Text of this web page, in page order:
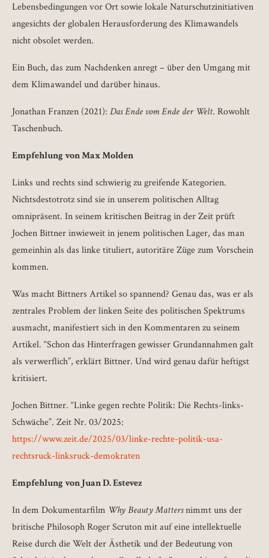
Lebensbedingungen vor Ort sowie lokale Naturschutzinitiativen
angesichts der globalen Herausforderung des Klimawandels
nicht obsolet werden.
Ein Buch, das zum Nachdenken anregt – über den Umgang mit
dem Klimawandel und darüber hinaus.
Jonathan Franzen (2021): Das Ende vom Ende der Welt. Rowohlt
Taschenbuch.
Empfehlung von Max Molden
Links und rechts sind schwierig zu greifende Kategorien.
Nichtsdestotrotz sind sie in unserem politischen Alltag
omnipräsent. In seinem kritischen Beitrag in der Zeit prüft
Jochen Bittner inwieweit in jenem politischen Lager, das man
gemeinhin als das linke tituliert, autoritäre Züge zum Vorschein
kommen.
Was macht Bittners Artikel so spannend? Genau das, was er als
zentrales Problem der linken Seite des politischen Spektrums
ausmacht, manifestiert sich in den Kommentaren zu seinem
Artikel. “Schon das Hinterfragen gewisser Grundannahmen galt
als verwerflich”, erklärt Bittner. Und wird genau dafür heftigst
kritisiert.
Jochen Bittner. “Linke gegen rechte Politik: Die Rechts-links-
Schwäche”. Zeit Nr. 03/2025:
https://www.zeit.de/2025/03/linke-rechte-politik-usa-
rechtsruck-linksruck-demokraten
Empfehlung von Juan D. Estevez
In dem Dokumentarfilm Why Beauty Mattersnimmt uns der
britische Philosoph Roger Scruton mit auf eine intellektuelle
Reise durch die Welt der Ästhetik und der Bedeutung von